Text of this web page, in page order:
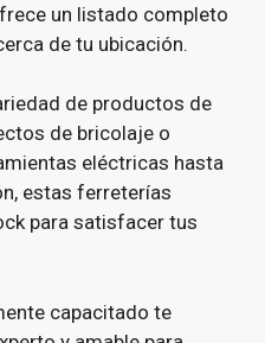
un listado completo
de tu ubicación.
de productos de
de bricolaje o
eléctricas hasta
estas ferreterías
para satisfacer tus
capacitado te